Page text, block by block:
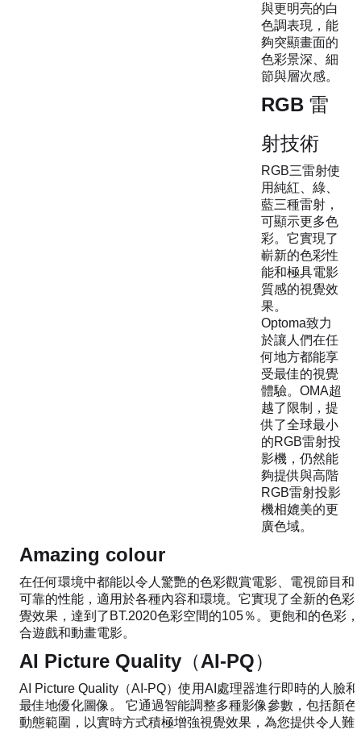
與更明亮的白
色調表現，能
夠突顯畫面的
色彩景深、細
節與層次感。
RGB 雷
射技術
RGB三雷射使
用純紅、綠、
藍三種雷射，
可顯示更多色
彩。它實現了
嶄新的色彩性
能和極具電影
質感的視覺效
果。
Optoma致力
於讓人們在任
何地方都能享
受最佳的視覺
體驗。OMA超
越了限制，提
供了全球最小
的RGB雷射投
影機，仍然能
夠提供與高階
RGB雷射投影
機相媲美的更
廣色域。
Amazing colour
在任何環境中都能以令人驚艷的色彩觀賞電影、電視節目和
可靠的性能，適用於各種內容和環境。它實現了全新的色彩
覺效果，達到了BT.2020色彩空間的105％。更飽和的色彩
合遊戲和動畫電影。
AI Picture Quality（AI-PQ）
AI Picture Quality（AI-PQ）使用AI處理器進行即時的人臉
最佳地優化圖像。 它通過智能調整多種影像參數，包括顏
動態範圍，以實時方式積極增強視覺效果，為您提供令人難